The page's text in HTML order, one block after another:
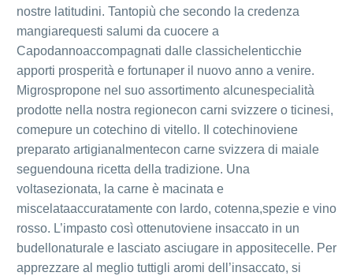
nostre latitudini. Tantopiù che secondo la credenza
mangiarequesti salumi da cuocere a
Capodannoaccompagnati dalle classichelenticchie
apporti prosperità e fortunaper il nuovo anno a venire.
Migrospropone nel suo assortimento alcunespecialità
prodotte nella nostra regionecon carni svizzere o ticinesi,
comepure un cotechino di vitello. Il cotechinoviene
preparato artigianalmentecon carne svizzera di maiale
seguendouna ricetta della tradizione. Una
voltasezionata, la carne è macinata e
miscelataaccuratamente con lardo, cotenna,spezie e vino
rosso. L’impasto così ottenutoviene insaccato in un
budellonaturale e lasciato asciugare in appositecelle. Per
apprezzare al meglio tuttigli aromi dell’insaccato, si